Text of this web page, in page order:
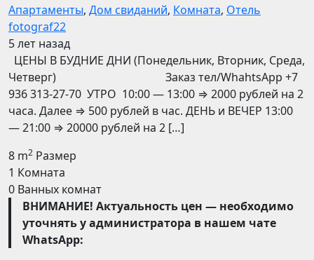
Апартаменты, Дом свиданий, Комната, Отель
fotograf22
5 лет назад
ЦЕНЫ В БУДНИЕ ДНИ (Понедельник, Вторник, Среда,
Четверг) Заказ тел/WhahtsApp +7
936 313-27-70 УТРО 10:00 — 13:00 ⇒ 2000 рублей на 2
часа. Далее ⇒ 500 рублей в час. ДЕНЬ и ВЕЧЕР 13:00
— 21:00 ⇒ 20000 рублей на 2 […]
8 m2 Размер
1 Комната
0 Ванных комнат
ВНИМАНИЕ! Актуальность цен — необходимо
уточнять у администратора в нашем чате
WhatsApp: